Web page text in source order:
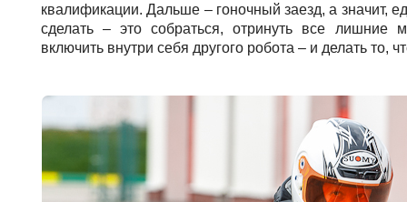
квалификации. Дальше – гоночный заезд, а значит,
сделать – это собраться, отринуть все лишние
включить внутри себя другого робота – и делать то,